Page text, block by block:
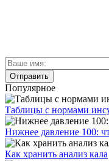
Популярное
Таблицы с нормами
Нижнее давление 100:
Как хранить анализ кала